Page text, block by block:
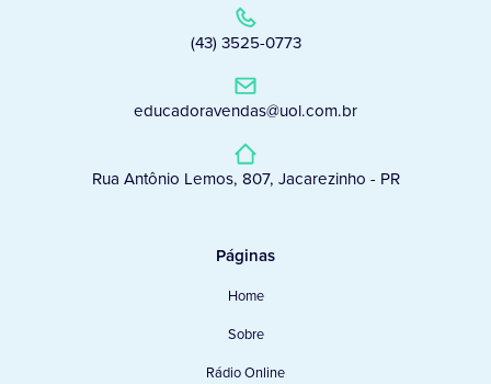
(43) 3525-0773
educadoravendas@uol.com.br
Rua Antônio Lemos, 807, Jacarezinho - PR
Páginas
Home
Sobre
Rádio Online